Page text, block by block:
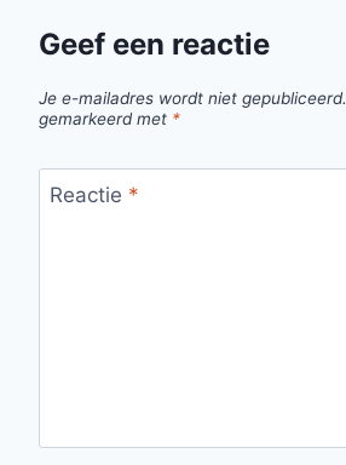
Geef een reactie
Je e-mailadres wordt niet gepubliceerd.
gemarkeerd met *
Reactie *